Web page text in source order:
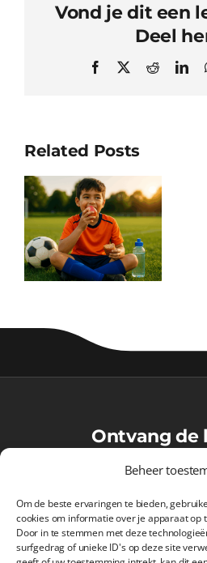
Beheer
Om de beste ervaringen te bieden,
cookies om informatie over je apparaat op
Door in te stemmen met deze
surfgedrag of unieke ID's op deze site
Vond je dit een
Deel
Facebook Reddit
Related Posts
Ontvang de
VoetbalMaatjes-
Inschrijven